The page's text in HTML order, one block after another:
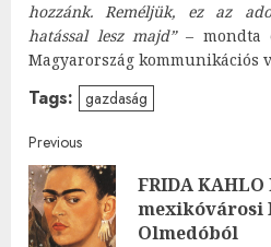
hozzánk. Reméljük, ez az
hatással lesz majd” – mondta
Magyarország kommunikációs
Tags: gazdaság
Post
navigation
Previous
FRIDA
mexikóvárosi
Olmedóból